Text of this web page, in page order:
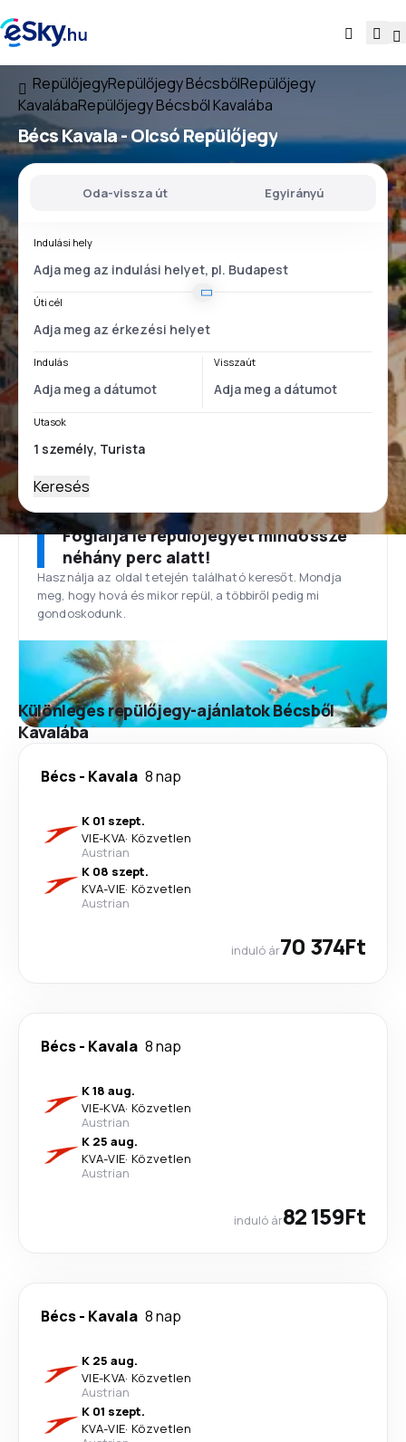
RepülőjegyRepülőjegy BécsbőlRepülőjegy
KavalábaRepülőjegy Bécsből Kavalába
Bécs Kavala- Olcsó Repülőjegy
Oda-vissza út Egyirányú
Indulási hely
Úti cél
Indulás Visszaút
Utasok
Keresés
Foglalja le repülőjegyét mindössze
néhány perc alatt!
Használja az oldal tetején található keresőt. Mondja
meg, hogy hová és mikor repül, a többiről pedig mi
gondoskodunk.
Különleges repülőjegy-ajánlatok Bécsből
Kavalába
Bécs- Kavala 8 nap
K 01 szept.
VIE-KVA· Közvetlen
Austrian
K 08 szept.
KVA-VIE· Közvetlen
Austrian
induló ár70 374Ft
Bécs- Kavala 8 nap
K 18 aug.
VIE-KVA· Közvetlen
Austrian
K 25 aug.
KVA-VIE· Közvetlen
Austrian
induló ár82 159Ft
Bécs- Kavala 8 nap
K 25 aug.
VIE-KVA· Közvetlen
Austrian
K 01 szept.
KVA-VIE· Közvetlen